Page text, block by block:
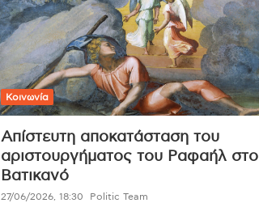
Κοινωνία
Απίστευτη αποκατάσταση του
αριστουργήματος του Ραφαήλ στο
Βατικανό
27/06/2026, 18:30 Politic Team